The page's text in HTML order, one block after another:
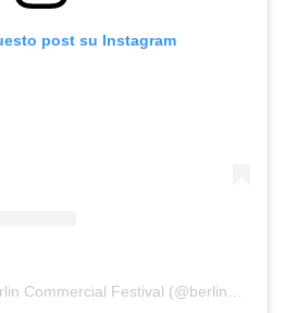
post su Instagram